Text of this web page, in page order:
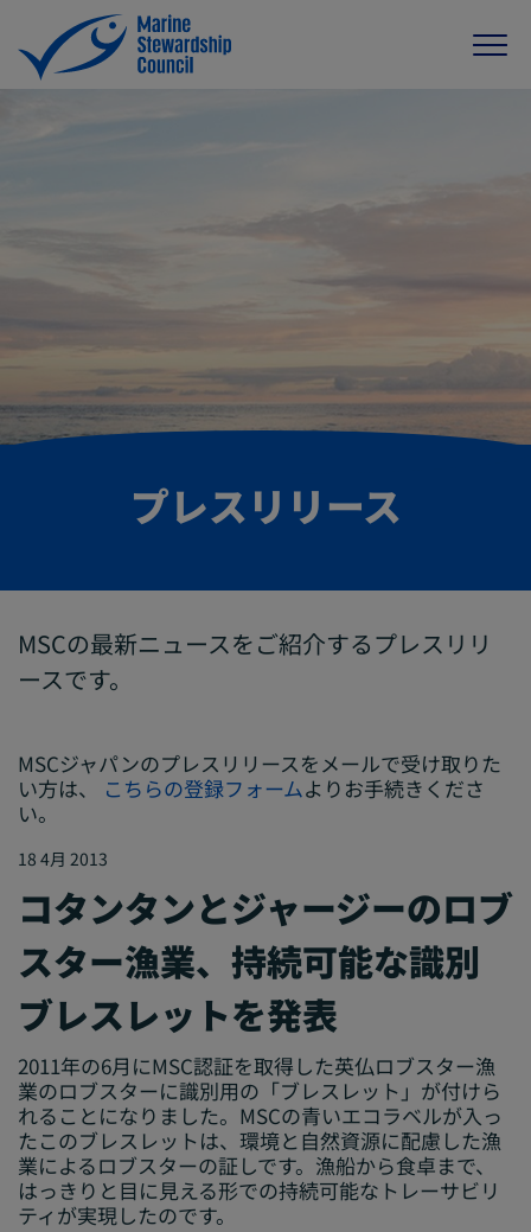
プレスリリース
MSCの最新ニュースをご紹介するプレスリリ
ースです。
MSCジャパンのプレスリリースをメールで受け取りた
い方は、
こちらの登録フォームよりお手続きくださ
い。
18 4月 2013
コタンタンとジャージーのロブ
スター漁業、持続可能な識別
ブレスレットを発表
2011年の6月にMSC認証を取得した英仏ロブスター漁
業のロブスターに識別用の「ブレスレット」が付けら
れることになりました。MSCの青いエコラベルが入っ
たこのブレスレットは、環境と自然資源に配慮した漁
業によるロブスターの証しです。漁船から食卓まで、
はっきりと目に見える形での持続可能なトレーサビリ
ティが実現したのです。